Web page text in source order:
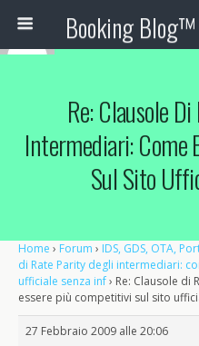
Re: Clausole
Intermediari: Come
Sul Sito
Home › Forum › IDS, GDS, OTA,
di Rate Parity degli intermediari:
ufficiale senza inf› Re: Clausole di
essere più competitivi sul sito
27 Febbraio 2009 alle 20:06